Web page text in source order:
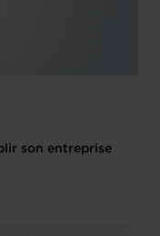
son entreprise